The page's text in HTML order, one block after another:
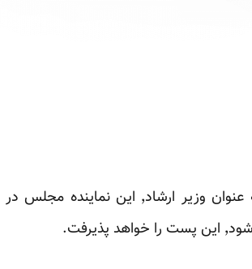
مدتی پس از مطرح شدن برخی گمانه‌زنی‌ها پیرامون احتمال انتخاب علی مطهری به عنوان وزیر ارشاد٬ این نماینده مجلس در